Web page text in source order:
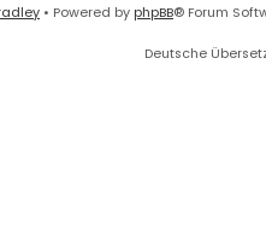
• Powered by phpBB® Forum
Deutsche